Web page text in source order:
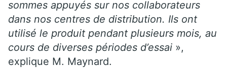
sommes appuyés sur nos collaborateurs
dans nos centres de distribution. Ils ont
utilisé le produit pendant plusieurs mois, au
cours de diverses périodes d’essai »,
explique M. Maynard.